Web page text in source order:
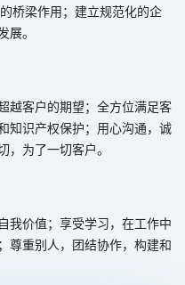
桥梁作用；建立规范化的企
。
越客户的期望；全方位满足客
知识产权保护；用心沟通，诚
为了一切客户。
我价值；享受学习，在工作中
尊重别人，团结协作，构建和